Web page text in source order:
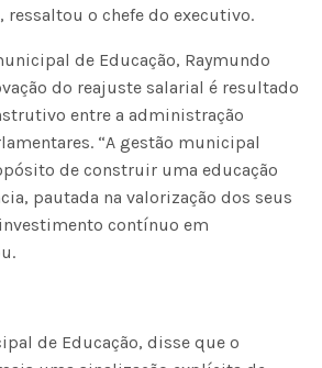
ressaltou o chefe do executivo.
de Educação, Raymundo
do reajuste salarial é resultado
entre a administração
“A gestão municipal
de construir uma educação
pautada na valorização dos seus
contínuo em
de Educação, disse que o